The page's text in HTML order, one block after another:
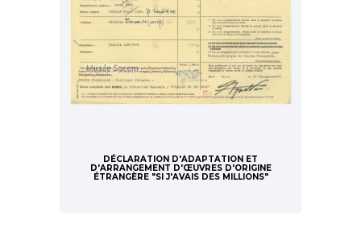
DÉCLARATION D'ADAPTATION ET
D'ARRANGEMENT D'ŒUVRES D'ORIGINE
ÉTRANGÈRE "SI J'AVAIS DES MILLIONS"